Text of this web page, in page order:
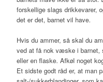
forskellige slags drikkevarer,
det er det, barnet vil have.
Hvis du ammer, så skal du
ved at få nok væske i barnet,
eller en flaske. Afkøl noget
Et sidste godt råd er, at man